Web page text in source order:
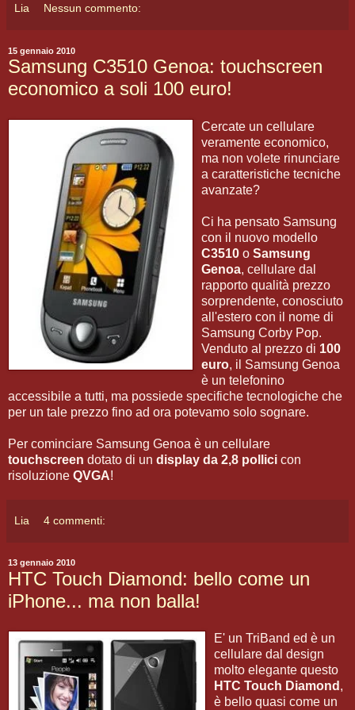
Lia Nessun commento:
15 gennaio 2010
Samsung C3510 Genoa: touchscreen
economico a soli 100 euro!
Cercate un cellulare
veramente economico,
ma non volete rinunciare
a caratteristiche tecniche
avanzate?
Ci ha pensato Samsung
con il nuovo modello
C3510 o Samsung
Genoa, cellulare dal
rapporto qualità prezzo
sorprendente, conosciuto
all'estero con il nome di
Samsung Corby Pop.
Venduto al prezzo di 100
euro, il Samsung Genoa
è un telefonino
accessibile a tutti, ma possiede specifiche tecnologiche che
per un tale prezzo fino ad ora potevamo solo sognare.
Per cominciare Samsung Genoa è un cellulare
touchscreen dotato di un display da 2,8 pollici con
risoluzione QVGA!
Lia 4 commenti:
13 gennaio 2010
HTC Touch Diamond: bello come un
iPhone... ma non balla!
E' un TriBand ed è un
cellulare dal design
molto elegante questo
HTC Touch Diamond ,
è bello quasi come un